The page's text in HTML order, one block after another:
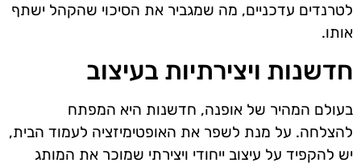
לטרנדים עדכניים, מה שמגביר את הסיכוי שהקהל ישתף
אותו.
חדשנות ויצירתיות בעיצוב
בעולם המהיר של אופנה, חדשנות היא המפתח
להצלחה. על מנת לשפר את האופטימיזציה לעמוד הבית,
יש להקפיד על עיצוב ייחודי ויצירתי שמוכר את המותג